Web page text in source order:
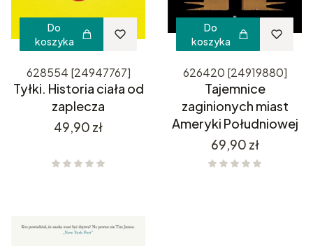
Do
koszyka
628554 [24947767]
Tyłki. Historia ciała od
zaplecza
Cena
49,90 zł
Do
koszyka
626420 [24919880]
Tajemnice
zaginionych miast
Ameryki Południowej
Cena
69,90 zł